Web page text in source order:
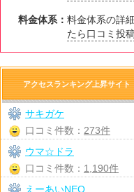
料金体系：料金体系の詳
たら口コミ投
アクセスランキング上昇サイト
サキガケ
口コミ件数： 273件
ウマ☆ドラ
口コミ件数： 1,190件
えーあいNEO